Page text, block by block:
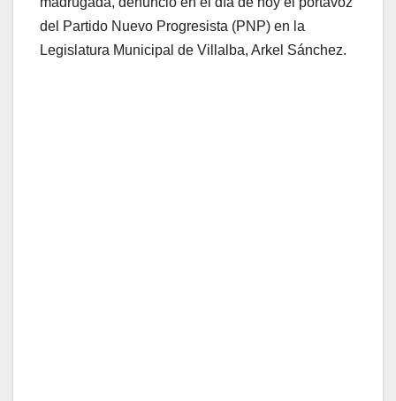
del Partido Nuevo Progresista (PNP) en la
Legislatura Municipal de Villalba, Arkel Sánchez.